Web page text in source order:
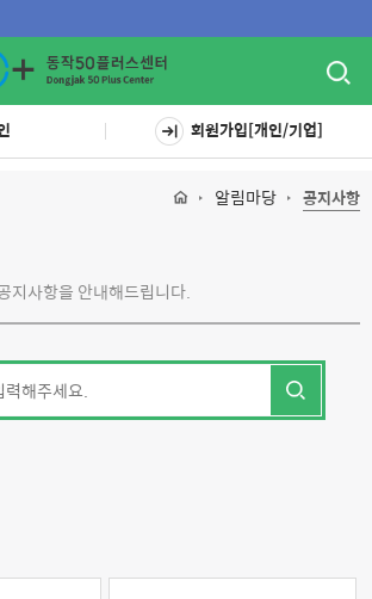
회원가입[개인/기업]
알림마당 공지사항
지사항을 안내해드립니다.